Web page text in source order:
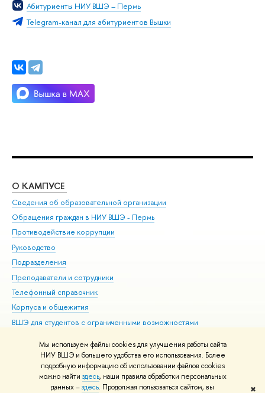
Мы используем файлы cookies для улучшения работы сайта
НИУ ВШЭ и большего удобства его использования. Более
подробную информацию об использовании файлов cookies
можно найти здесь, наши правила обработки персональных
данных –здесь. Продолжая пользоваться сайтом, вы ✖
Абитуриенты НИУ ВШЭ – Пермь
Telegram-канал для абитуриентов Вышки
О КАМПУСЕ
Сведения об образовательной организации
Обращения граждан в НИУ ВШЭ - Пермь
Противодействие коррупции
Руководство
Подразделения
Преподаватели и сотрудники
Телефонный справочник
Корпуса и общежития
ВШЭ для студентов с ограниченными возможностями
Единая платежная страница